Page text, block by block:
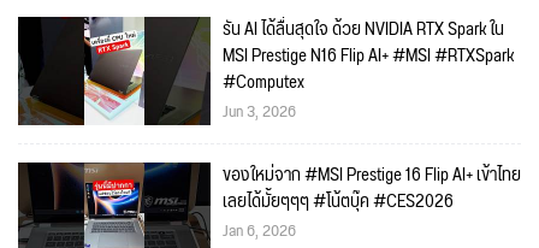
รัน AI ได้ลื่นสุดใจ ด้วย NVIDIA RTX Spark ใน
MSI Prestige N16 Flip AI+ #MSI #RTXSpark
#Computex
Jun 3, 2026
ของใหม่จาก #MSI Prestige 16 Flip AI+ เข้าไทย
เลยได้มั้ยๆๆๆ #โน้ตบุ๊ค #CES2026
Jan 6, 2026